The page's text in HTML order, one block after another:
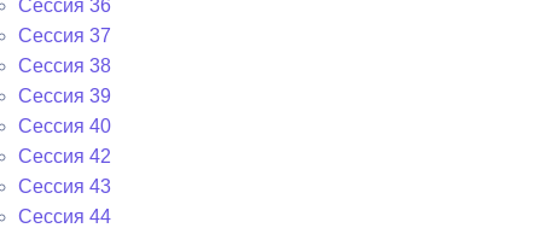
Сессия 36
Сессия 37
Сессия 38
Сессия 39
Сессия 40
Сессия 42
Сессия 43
Сессия 44